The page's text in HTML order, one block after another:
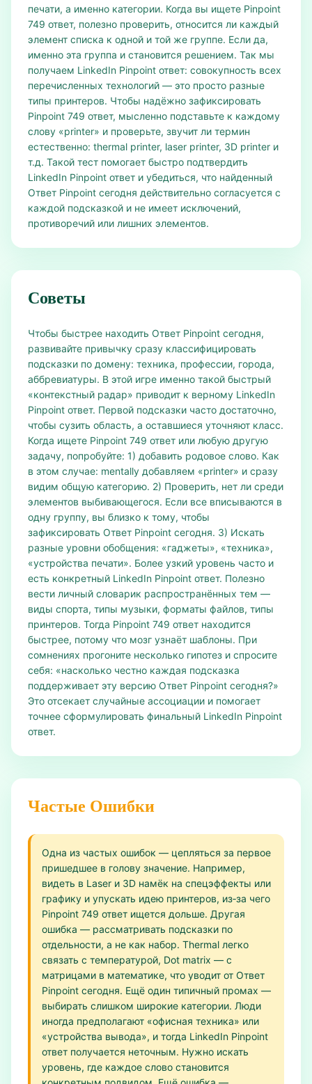
печати, а именно категории. Когда вы ищете Pinpoint
749 ответ, полезно проверить, относится ли каждый
элемент списка к одной и той же группе. Если да,
именно эта группа и становится решением. Так мы
получаем LinkedIn Pinpoint ответ: совокупность всех
перечисленных технологий — это просто разные
типы принтеров. Чтобы надёжно зафиксировать
Pinpoint 749 ответ, мысленно подставьте к каждому
слову «printer» и проверьте, звучит ли термин
естественно: thermal printer, laser printer, 3D printer и
т.д. Такой тест помогает быстро подтвердить
LinkedIn Pinpoint ответ и убедиться, что найденный
Ответ Pinpoint сегодня действительно согласуется с
каждой подсказкой и не имеет исключений,
противоречий или лишних элементов.
Советы
Чтобы быстрее находить Ответ Pinpoint сегодня,
развивайте привычку сразу классифицировать
подсказки по домену: техника, профессии, города,
аббревиатуры. В этой игре именно такой быстрый
«контекстный радар» приводит к верному LinkedIn
Pinpoint ответ. Первой подсказки часто достаточно,
чтобы сузить область, а оставшиеся уточняют класс.
Когда ищете Pinpoint 749 ответ или любую другую
задачу, попробуйте: 1) добавить родовое слово. Как
в этом случае: mentally добавляем «printer» и сразу
видим общую категорию. 2) Проверить, нет ли среди
элементов выбивающегося. Если все вписываются в
одну группу, вы близко к тому, чтобы
зафиксировать Ответ Pinpoint сегодня. 3) Искать
разные уровни обобщения: «гаджеты», «техника»,
«устройства печати». Более узкий уровень часто и
есть конкретный LinkedIn Pinpoint ответ. Полезно
вести личный словарик распространённых тем —
виды спорта, типы музыки, форматы файлов, типы
принтеров. Тогда Pinpoint 749 ответ находится
быстрее, потому что мозг узнаёт шаблоны. При
сомнениях прогоните несколько гипотез и спросите
себя: «насколько честно каждая подсказка
поддерживает эту версию Ответ Pinpoint сегодня?»
Это отсекает случайные ассоциации и помогает
точнее сформулировать финальный LinkedIn Pinpoint
ответ.
Частые Ошибки
Одна из частых ошибок — цепляться за первое
пришедшее в голову значение. Например,
видеть в Laser и 3D намёк на спецэффекты или
графику и упускать идею принтеров, из‑за чего
Pinpoint 749 ответ ищется дольше. Другая
ошибка — рассматривать подсказки по
отдельности, а не как набор. Thermal легко
связать с температурой, Dot matrix — с
матрицами в математике, что уводит от Ответ
Pinpoint сегодня. Ещё один типичный промах —
выбирать слишком широкие категории. Люди
иногда предполагают «офисная техника» или
«устройства вывода», и тогда LinkedIn Pinpoint
ответ получается неточным. Нужно искать
уровень, где каждое слово становится